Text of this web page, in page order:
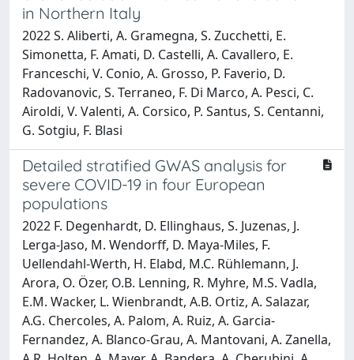
in Northern Italy
2022 S. Aliberti, A. Gramegna, S. Zucchetti, E.
Simonetta, F. Amati, D. Castelli, A. Cavallero, E.
Franceschi, V. Conio, A. Grosso, P. Faverio, D.
Radovanovic, S. Terraneo, F. Di Marco, A. Pesci, C.
Airoldi, V. Valenti, A. Corsico, P. Santus, S. Centanni,
G. Sotgiu, F. Blasi
Detailed stratified GWAS analysis for
severe COVID-19 in four European
populations
2022 F. Degenhardt, D. Ellinghaus, S. Juzenas, J.
Lerga-Jaso, M. Wendorff, D. Maya-Miles, F.
Uellendahl-Werth, H. Elabd, M.C. Rühlemann, J.
Arora, O. Özer, O.B. Lenning, R. Myhre, M.S. Vadla,
E.M. Wacker, L. Wienbrandt, A.B. Ortiz, A. Salazar,
A.G. Chercoles, A. Palom, A. Ruiz, A. Garcia-
Fernandez, A. Blanco-Grau, A. Mantovani, A. Zanella,